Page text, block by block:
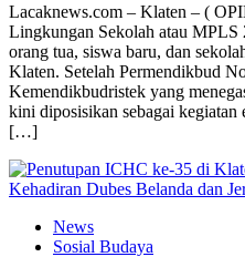
Lacaknews.com – Klaten – (
Lingkungan Sekolah atau MPLS
orang tua, siswa baru, dan
Klaten. Setelah Permendikbud
Kemendikbudristek yang
kini diposisikan sebagai kegiatan
[…]
News
Sosial Budaya